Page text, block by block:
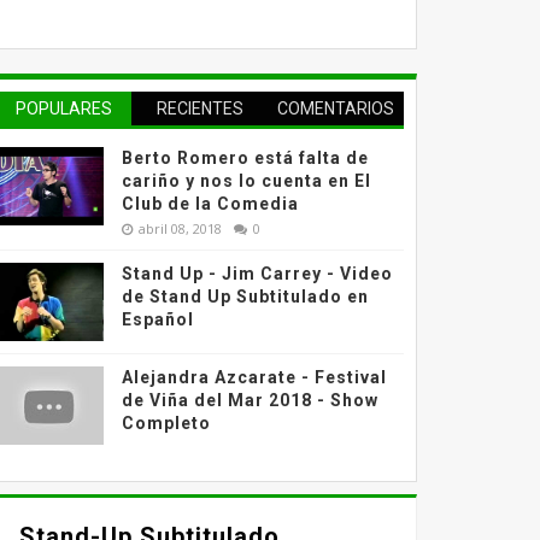
POPULARES RECIENTES COMENTARIOS
Berto Romero está falta de
cariño y nos lo cuenta en El
Club de la Comedia
abril 08, 2018 0
Stand Up - Jim Carrey - Video
de Stand Up Subtitulado en
Español
Alejandra Azcarate - Festival
de Viña del Mar 2018 - Show
Completo